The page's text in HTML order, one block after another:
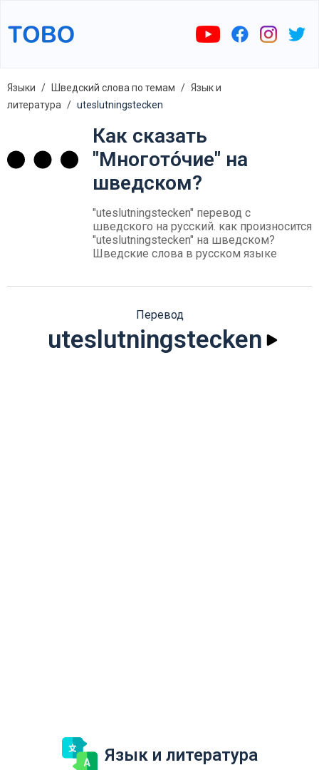
Языки Шведский слова по темам
Язык и
литература
uteslutningstecken
Как сказать
"Многото́чие" на
шведском?
"uteslutningstecken" перевод с
шведского на русский. как произносится
"uteslutningstecken" на шведском?
Шведские слова в русском языке
Перевод
uteslutningstecken
Язык и литература